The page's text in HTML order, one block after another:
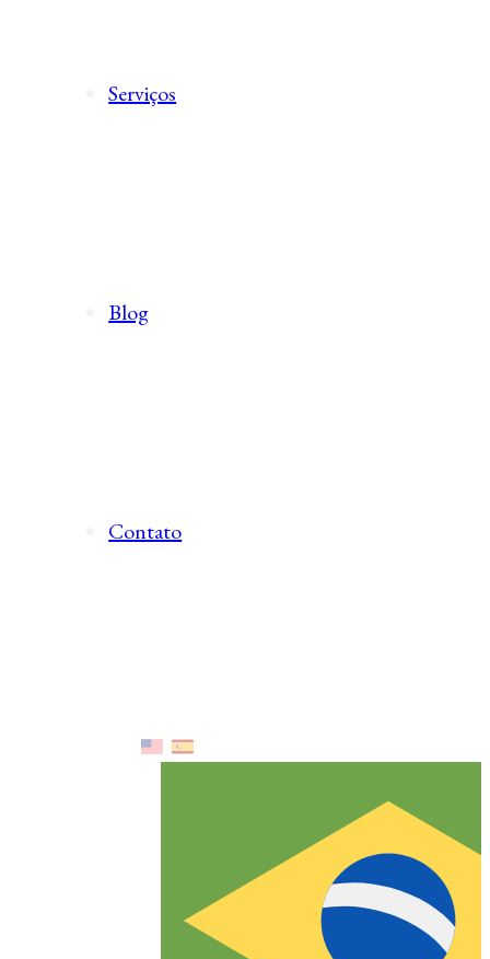
Serviços
Blog
Contato